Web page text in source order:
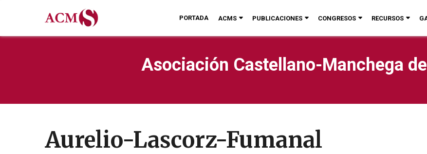
PORTADA ACMS PUBLICACIONES CONGRESOS RECURSOS
Asociación Castellano-Manchega
Aurelio-Lascorz-Fumanal